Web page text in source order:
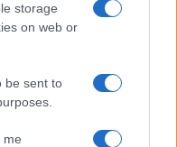
storage
on web or
be sent to
me